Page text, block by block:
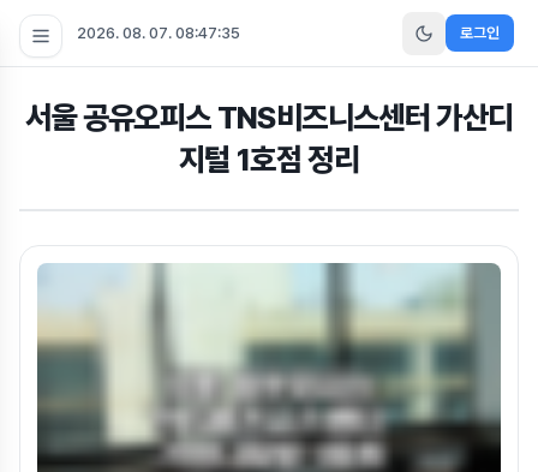
2026. 08. 07. 08:47:36 로그인
서울 공유오피스 TNS비즈니스센터 가산디
지털 1호점 정리